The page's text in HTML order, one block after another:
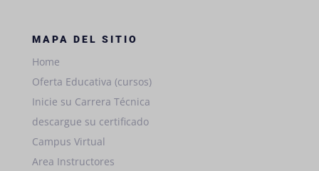
MAPA DEL SITIO
Home
Oferta Educativa (cursos)
Inicie su Carrera Técnica
descargue su certificado
Campus Virtual
Area Instructores